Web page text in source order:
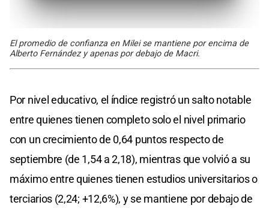
El promedio de confianza en Milei se mantiene por encima de
Alberto Fernández y apenas por debajo de Macri.
Por nivel educativo, el índice registró un salto notable
entre quienes tienen completo solo el nivel primario
con un crecimiento de 0,64 puntos respecto de
septiembre (de 1,54 a 2,18), mientras que volvió a su
máximo entre quienes tienen estudios universitarios o
terciarios (2,24; +12,6%), y se mantiene por debajo de